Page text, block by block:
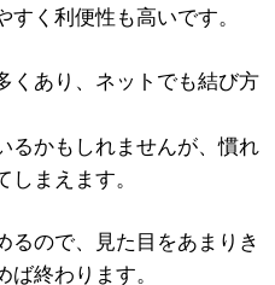
く利便性も高いです。
くあり、ネットでも結び方
るかもしれませんが、慣れ
まえます。
るので、見た目をあまりき
終わります。